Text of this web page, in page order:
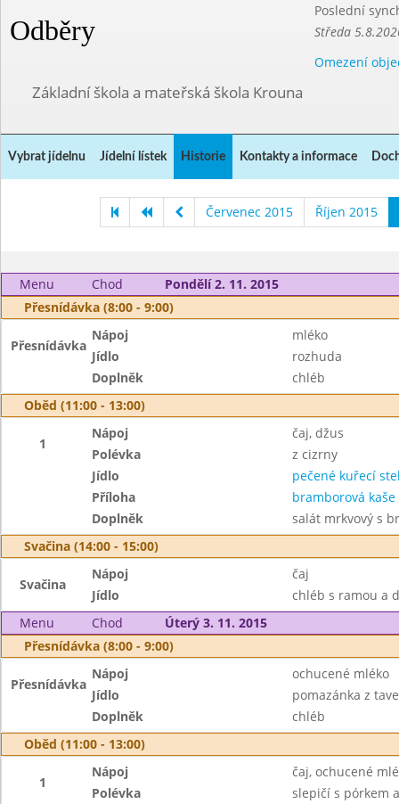
Odběry
Poslední
Středa
Omezení
Základní škola a mateřská škola Krouna
Vybrat jídelnu Jídelní lístek Historie Kontakty a informace
Červenec 2015 Říjen 2015
Menu Chod
Pondělí 2. 11. 2015
Přesnídávka (8:00 - 9:00)
Přesnídávka
Nápoj
mléko
Jídlo
rozhuda
Doplněk
chléb
Oběd (11:00 - 13:00)
1
Nápoj
čaj, džus
Polévka
z cizrny
Jídlo
pečené kuřecí
Příloha
bramborová kaše
Doplněk
salát mrkvový s
Svačina (14:00 - 15:00)
Svačina
Nápoj
čaj
Jídlo
chléb s ramou a
Menu
Chod
Úterý 3. 11. 2015
Přesnídávka (8:00 - 9:00)
Přesnídávka
Nápoj
ochucené mléko
Jídlo
pomazánka z
Doplněk
chléb
Oběd (11:00 - 13:00)
1
Nápoj
čaj, ochucené
Polévka
slepičí s pórkem